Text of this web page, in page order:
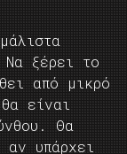
ξέρει το
από μικρό
είναι
Θα
υπάρχει